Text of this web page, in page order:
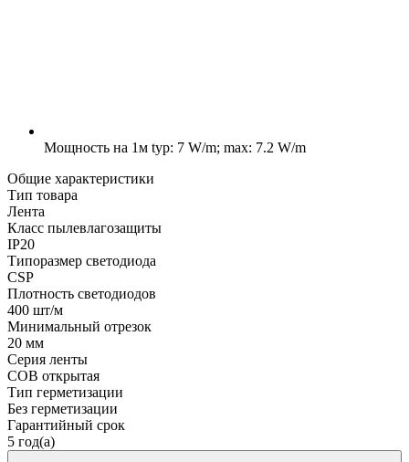
Мощность на 1м typ: 7 W/m; max: 7.2 W/m
Общие характеристики
Тип товара
Лента
Класс пылевлагозащиты
IP20
Типоразмер светодиода
CSP
Плотность светодиодов
400 шт/м
Минимальный отрезок
20 мм
Серия ленты
COB открытая
Тип герметизации
Без герметизации
Гарантийный срок
5 год(а)